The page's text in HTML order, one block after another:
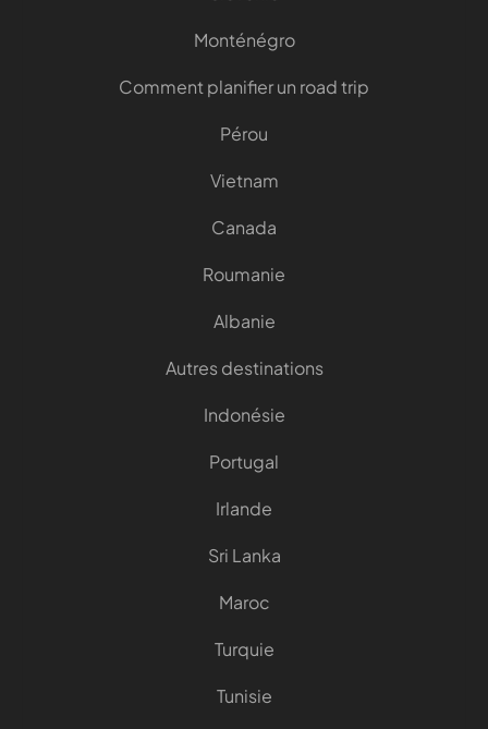
Monténégro
Comment planifier un road trip
Pérou
Vietnam
Canada
Roumanie
Albanie
Autres destinations
Indonésie
Portugal
Irlande
Sri Lanka
Maroc
Turquie
Tunisie